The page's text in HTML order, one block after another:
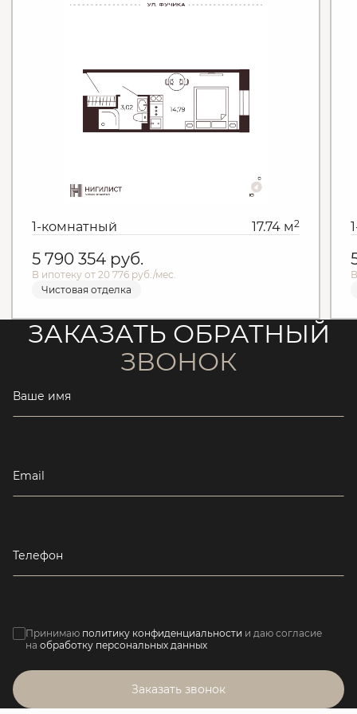
1-комнатный 17.74 м2
5 790 354 руб.
В ипотеку от 20 776 руб./мес.
Чистовая отделка
ЗАКАЗАТЬ ОБРАТНЫЙ
ЗВОНОК
Ваше имя
Email
Телефон
Принимаю политику конфиденциальности и даю согласие
на обработку персональных данных
Заказать звонок